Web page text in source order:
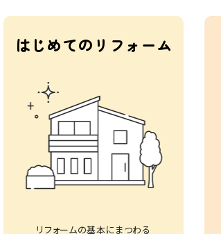
はじめてのリフォーム
リフォームの基本にまつわる